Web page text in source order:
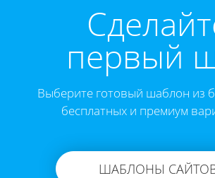
первый
Выберите готовый шаблон из
бесплатных и премиум
ШАБЛОНЫ